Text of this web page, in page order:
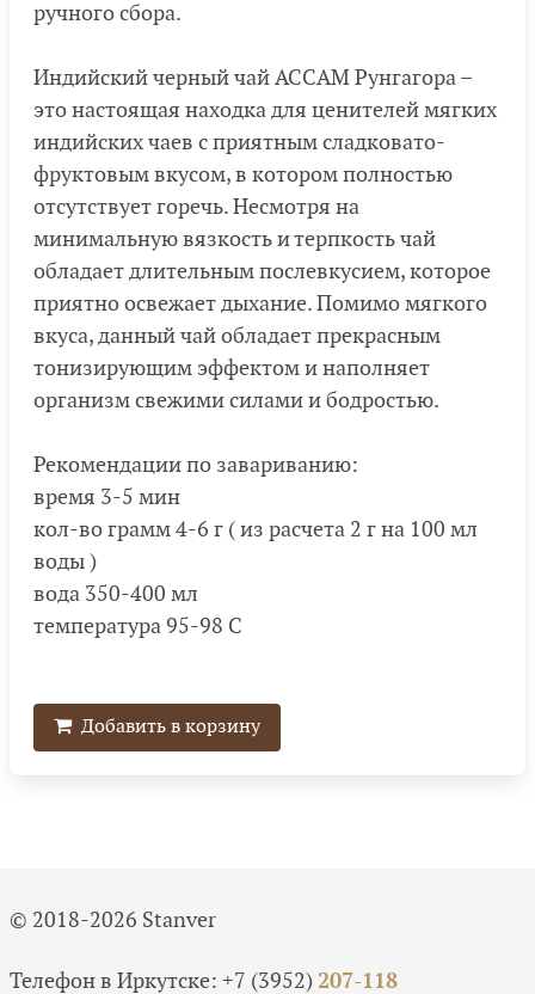
ручного сбора.
Индийский черный чай АССАМ Рунгагора –
это настоящая находка для ценителей мягких
индийских чаев с приятным сладковато-
фруктовым вкусом, в котором полностью
отсутствует горечь. Несмотря на
минимальную вязкость и терпкость чай
обладает длительным послевкусием, которое
приятно освежает дыхание. Помимо мягкого
вкуса, данный чай обладает прекрасным
тонизирующим эффектом и наполняет
организм свежими силами и бодростью.
Рекомендации по завариванию:
время 3-5 мин
кол-во грамм 4-6 г ( из расчета 2 г на 100 мл
воды )
вода 350-400 мл
температура 95-98 С
Добавить в корзину
© 2018-2026 Stanver
Телефон в Иркутске: +7 (3952) 207-118